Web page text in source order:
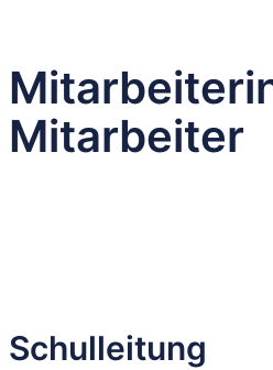
Mitarbeiter
Schulleitung